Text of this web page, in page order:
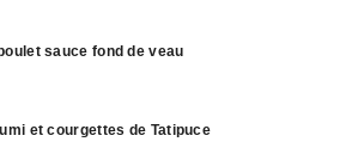
sauce fond de veau
et courgettes de Tatipuce